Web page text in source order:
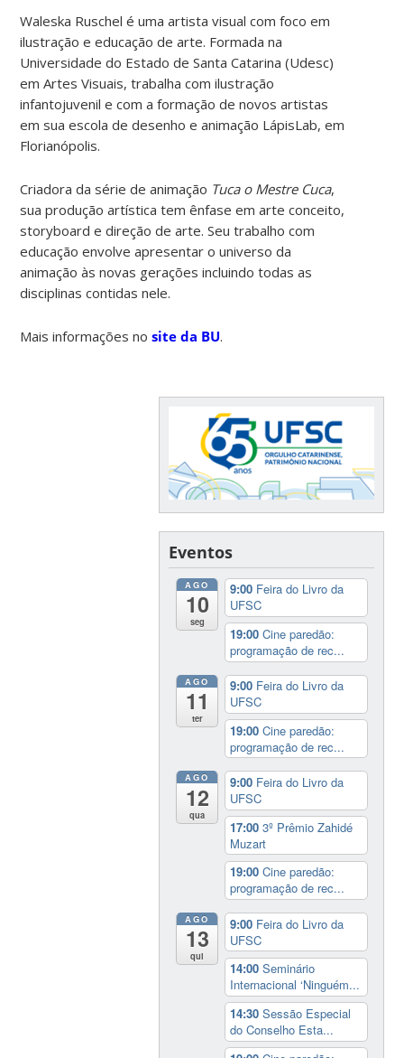
Waleska Ruschel é uma artista visual com foco em
ilustração e educação de arte. Formada na
Universidade do Estado de Santa Catarina (Udesc)
em Artes Visuais, trabalha com ilustração
infantojuvenil e com a formação de novos artistas
em sua escola de desenho e animação LápisLab, em
Florianópolis.
Criadora da série de animação Tuca o Mestre Cuca,
sua produção artística tem ênfase em arte conceito,
storyboard e direção de arte. Seu trabalho com
educação envolve apresentar o universo da
animação às novas gerações incluindo todas as
disciplinas contidas nele.
Mais informações nosite da BU.
Eventos
AGO
10
seg
9:00 Feira do Livro da
UFSC
19:00Cine paredão:
programação de rec...
AGO
11
ter
9:00 Feira do Livro da
UFSC
19:00Cine paredão:
programação de rec...
AGO
12
qua
9:00 Feira do Livro da
UFSC
17:003º Prêmio Zahidé
Muzart
19:00Cine paredão:
programação de rec...
AGO
13
qui
9:00 Feira do Livro da
UFSC
14:00Seminário
Internacional ‘Ninguém...
14:30Sessão Especial
do Conselho Esta...